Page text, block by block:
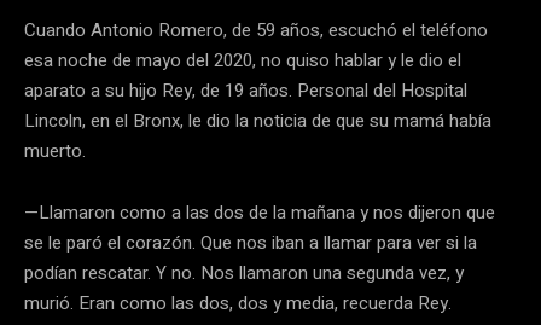
Cuando Antonio Romero, de 59 años, escuchó el teléfono
esa noche de mayo del 2020, no quiso hablar y le dio el
aparato a su hijo Rey, de 19 años. Personal del Hospital
Lincoln, en el Bronx, le dio la noticia de que su mamá había
muerto.
—Llamaron como a las dos de la mañana y nos dijeron que
se le paró el corazón. Que nos iban a llamar para ver si la
podían rescatar. Y no. Nos llamaron una segunda vez, y
murió. Eran como las dos, dos y media, recuerda Rey.